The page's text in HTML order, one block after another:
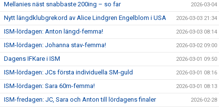
Mellanies näst snabbaste 200ing – so far 2026-03-04
Nytt längdklubgrekord av Alice Lindgren Engelblom i USA 2026-03-03 21:34
ISM-lördagen: Anton längd-femma! 2026-03-03 08:14
ISM-lördagen: Johanna stav-femma! 2026-03-02 09:00
Dagens IFKare i ISM 2026-03-01 09:50
ISM-lördagen: JCs första individuella SM-guld 2026-03-01 08:16
ISM-lördagen: Sara 60m-femma! 2026-03-01 08:13
ISM-fredagen: JC, Sara och Anton till lördagens finaler 2026-02-28